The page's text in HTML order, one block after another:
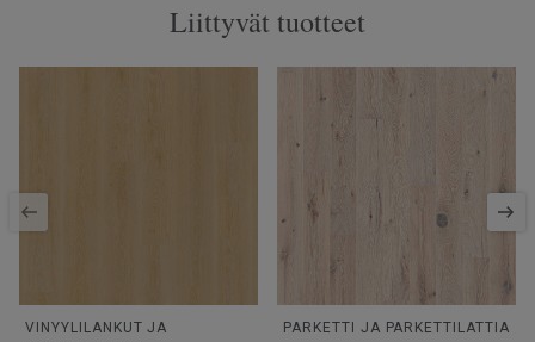
Liittyvät tuotteet
VINYYLILANKUT JA
PARKETTI JA PARKETTILATTIA